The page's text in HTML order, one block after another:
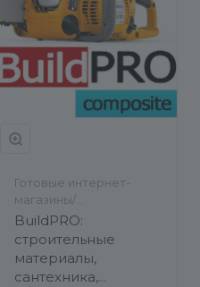
Готовые интернет-
магазины/
Строительство и
ремонт/Бытовая
техника, электроника и
оборудование
BuildPRO:
строительные
материалы,
сантехника,